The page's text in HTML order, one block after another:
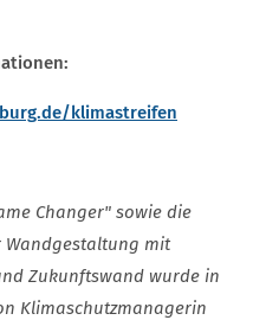
klimastreifen
Changer" sowie die
Wandgestaltung mit
Zukunftswand wurde in
Klimaschutzmanagerin